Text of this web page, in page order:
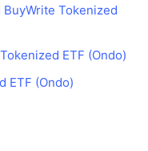
Tokenized
ETF (Ondo)
ETF (Ondo)